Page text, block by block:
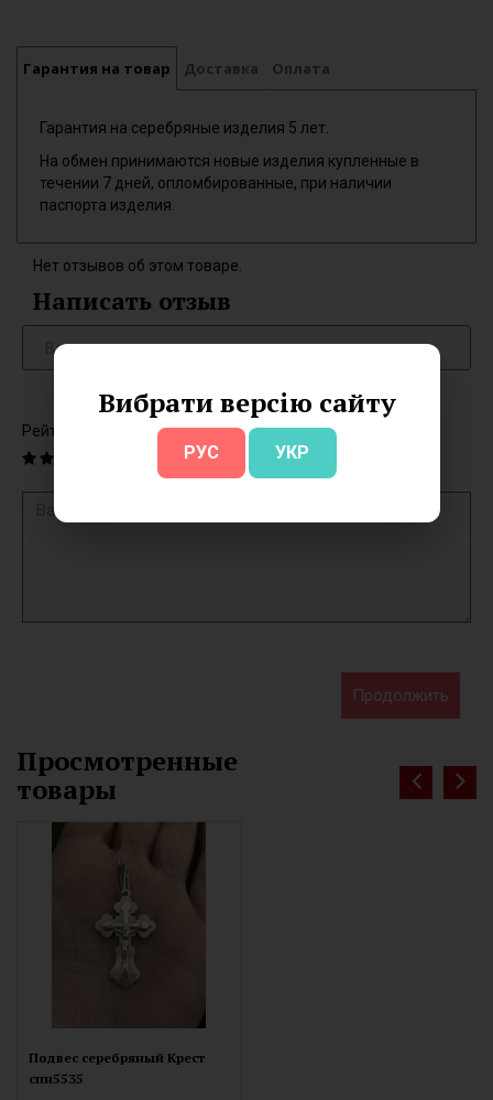
Вибрати версію сайту
РУС УКР
Гарантия на товар Доставка Оплата
Гарантия на серебряные изделия 5 лет.
На обмен принимаются новые изделия купленные в
течении 7 дней, опломбированные, при наличии
паспорта изделия.
Нет отзывов об этом товаре.
Написать отзыв
Рейтинг
Продолжить
Просмотренные
товары
Подвес серебряный Крест
спн5535